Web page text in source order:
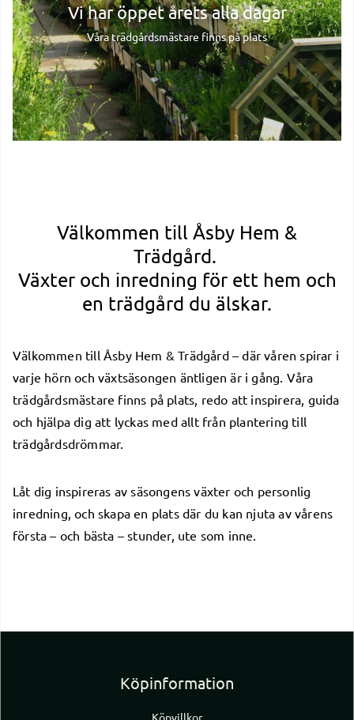
Vi har öppet årets alla dagar
Våra trädgårdsmästare finns på plats
Välkommen till Åsby Hem &
Trädgård.
Växter och inredning för ett hem och
en trädgård du älskar.
Välkommen till Åsby Hem & Trädgård – där våren spirar i
varje hörn och växtsäsongen äntligen är i gång. Våra
trädgårdsmästare finns på plats, redo att inspirera, guida
och hjälpa dig att lyckas med allt från plantering till
trädgårdsdrömmar.
Låt dig inspireras av säsongens växter och personlig
inredning, och skapa en plats där du kan njuta av vårens
första – och bästa – stunder, ute som inne.
Köpinformation
Köpvillkor